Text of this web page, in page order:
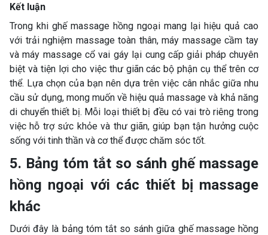
Kết luận
Trong khi ghế massage hồng ngoại mang lại hiệu quả cao
với trải nghiệm massage toàn thân, máy massage cầm tay
và máy massage cổ vai gáy lại cung cấp giải pháp chuyên
biệt và tiện lợi cho việc thư giãn các bộ phận cụ thể trên cơ
thể. Lựa chọn của bạn nên dựa trên việc cân nhắc giữa nhu
cầu sử dụng, mong muốn về hiệu quả massage và khả năng
di chuyển thiết bị. Mỗi loại thiết bị đều có vai trò riêng trong
việc hỗ trợ sức khỏe và thư giãn, giúp bạn tận hưởng cuộc
sống với tinh thần và cơ thể được chăm sóc tốt.
5. Bảng tóm tắt so sánh ghế massage
hồng ngoại với các thiết bị massage
khác
Dưới đây là bảng tóm tắt so sánh giữa ghế massage hồng